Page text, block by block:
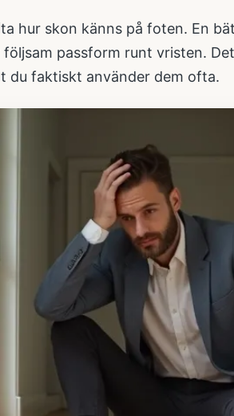
hur skon känns på foten. En
följsam passform runt vristen.
du faktiskt använder dem ofta.